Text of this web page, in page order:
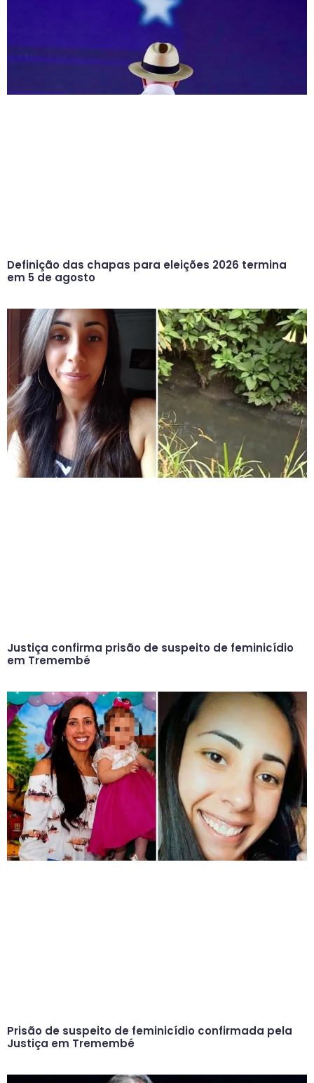
Definição das chapas para eleições 2026 termina
em 5 de agosto
Justiça confirma prisão de suspeito de feminicídio
em Tremembé
Prisão de suspeito de feminicídio confirmada pela
Justiça em Tremembé